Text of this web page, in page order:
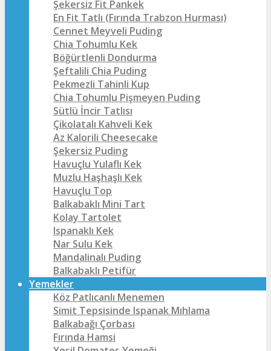
Şekersiz Fit Pankek
En Fit Tatlı (Fırında Trabzon Hurması)
Cennet Meyveli Puding
Chia Tohumlu Kek
Böğürtlenli Dondurma
Şeftalili Chia Puding
Pekmezli Tahinli Kup
Chia Tohumlu Pişmeyen Puding
Sütlü İncir Tatlısı
Çikolatalı Kahveli Kek
Az Kalorili Cheesecake
Şekersiz Puding
Havuçlu Yulaflı Kek
Muzlu Haşhaşlı Kek
Havuçlu Top
Balkabaklı Mini Tart
Kolay Tartolet
Ispanaklı Kek
Nar Sulu Kek
Mandalinalı Puding
Balkabaklı Petifür
Yemekler
Köz Patlıcanlı Menemen
Simit Tepsisinde Ispanak Mıhlama
Balkabağı Çorbası
Fırında Hamsi